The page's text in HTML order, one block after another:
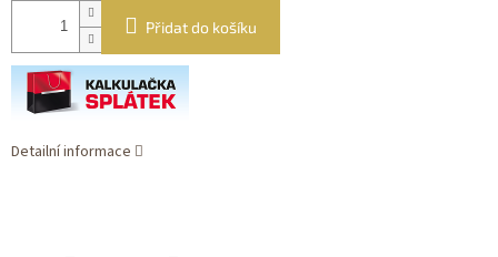
Přidat do košíku
Detailní informace